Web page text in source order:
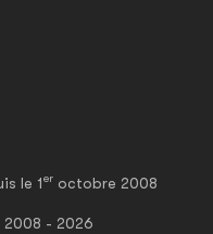
le 1er octobre 2008
2008 - 2026